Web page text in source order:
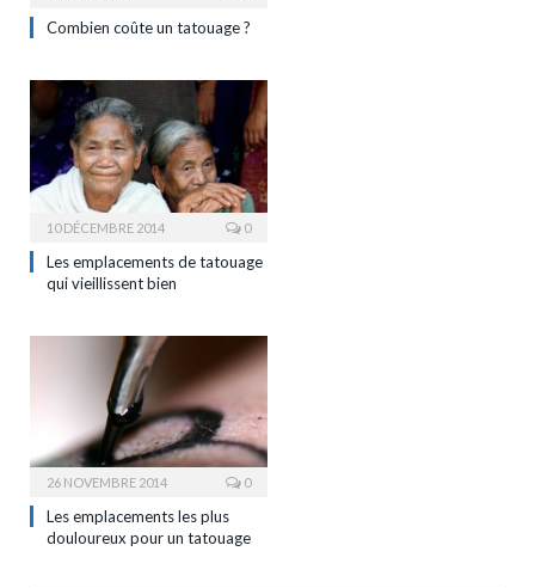
Combien coûte un tatouage ?
10 DÉCEMBRE 2014 0
Les emplacements de tatouage
qui vieillissent bien
26 NOVEMBRE 2014 0
Les emplacements les plus
douloureux pour un tatouage